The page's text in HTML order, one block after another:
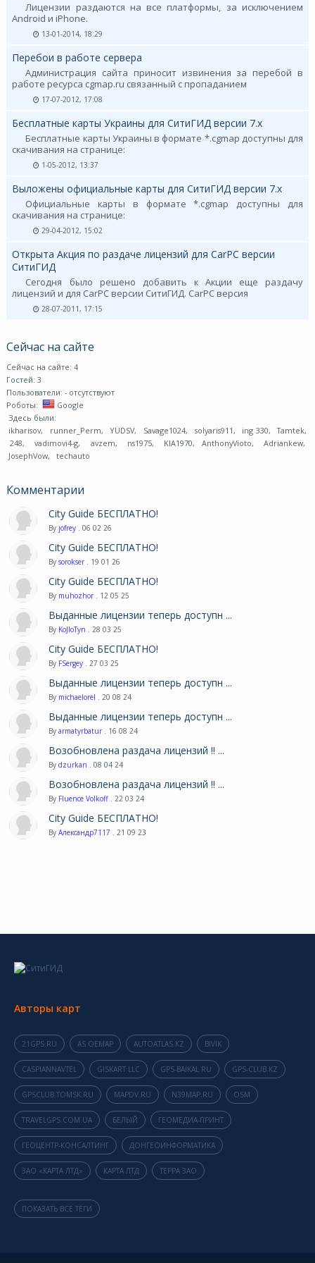
Лицензии раздаются на все платформы, за исключением
Android и iPhone.
13-01-2014, 18:29
Перебои в работе сервера
Администрация сайта приносит извинения за перебой в
работе ресурса cgmap.ru связанный с пропаданием
17-07-2012, 17:08
Бесплатные карты Украины для СитиГИД версии 7.х
Бесплатные карты Украины в формате *.cgmap доступны для
скачивания на странице:
1-05-2012, 13:37
Выложены официальные карты для СитиГИД версии 7.х
Официальные карты в формате *.cgmap доступны для
скачивания на странице:
29-04-2012, 15:02
Открыта Акция по раздаче лицензий для CarPC версии
СитиГИД
Сегодня было решено добавить к Акции еще раздачу
лицензий и для CarPC версии СитиГИД. CarPC версия
28-07-2011, 17:15
Сейчас на сайте
Сейчас на сайте: 4
Гостей: 3
Пользователи: - отсутствуют
Роботы:
Google
Здесь были:
ikharisov, runner_Perm, YUDSV, Savage1024, solyaris911, ing 330, Tamtek,
248, vadimovi4-g, avzem, ns1975, KIA1970, AnthonyVioto, Adriankew,
JosephVow, techauto
Комментарии
City Guide БЕСПЛАТНО!
By jofrey . 06 02 26
City Guide БЕСПЛАТНО!
By sorokser . 19 01 26
City Guide БЕСПЛАТНО!
By muhozhor . 12 05 25
Выданные лицензии теперь доступн ...
By KoJIoTyn . 28 03 25
City Guide БЕСПЛАТНО!
By FSergey . 27 03 25
Выданные лицензии теперь доступн ...
By michaelorel . 20 08 24
Выданные лицензии теперь доступн ...
By armatyrbatur . 16 08 24
Возобновлена раздача лицензий !! ...
By dzurkan . 08 04 24
Возобновлена раздача лицензий !! ...
By Fluence Volkoff . 22 03 24
City Guide БЕСПЛАТНО!
By Александр7117 . 21 09 23
Авторы карт
21GPS.RU AS OEMAP AUTOATLAS.KZ BIVIK
CASPIANNAVTEL GISKART LLC GPS-BAIKAL.RU GPS-CLUB.KZ
GPSCLUB.TOMSK.RU MAPDV.RU N39MAP.RU OSM
TRAVELGPS.COM.UA БЕЛЫЙ ГЕОМЕДИА-ПРИНТ
ГЕОЦЕНТР-КОНСАЛТИНГ ДОНГЕОИНФОРМАТИКА
ЗАО «КАРТА ЛТД» КАРТА ЛТД ТЕРРА ЗАО
ПОКАЗАТЬ ВСЕ ТЕГИ